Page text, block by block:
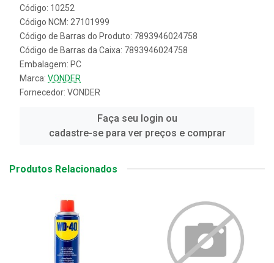
Código: 10252
Código NCM: 27101999
Código de Barras do Produto: 7893946024758
Código de Barras da Caixa: 7893946024758
Embalagem: PC
Marca: VONDER
Fornecedor: VONDER
Faça seu login ou
cadastre-se para ver preços e comprar
Produtos Relacionados